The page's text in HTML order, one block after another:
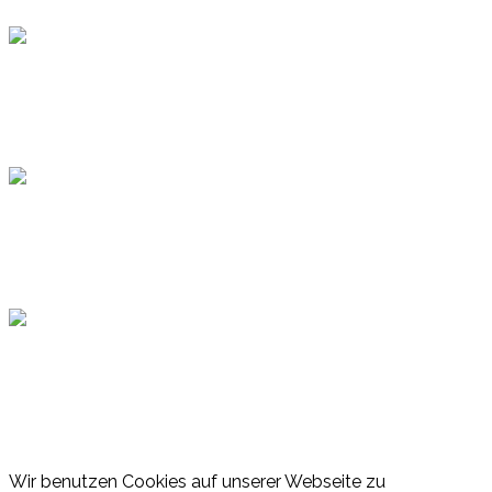
Wir benutzen Cookies auf unserer Webseite zu